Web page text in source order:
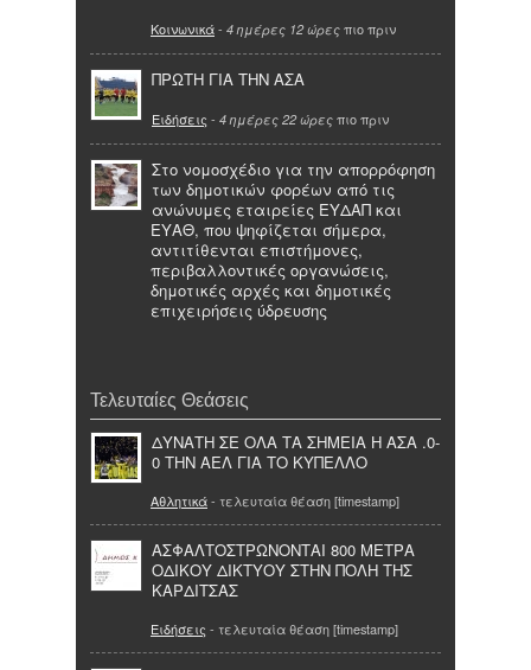
Κοινωνικά- 4 ημέρες 12 ώρες πιο πριν
ΠΡΩΤΗ ΓΙΑ ΤΗΝ ΑΣΑ
Ειδήσεις - 4 ημέρες 22 ώρες πιο πριν
Στο νομοσχέδιο για την απορρόφηση
των δημοτικών φορέων από τις
ανώνυμες εταιρείες ΕΥΔΑΠ και
ΕΥΑΘ, που ψηφίζεται σήμερα,
αντιτίθενται επιστήμονες,
περιβαλλοντικές οργανώσεις,
δημοτικές αρχές και δημοτικές
επιχειρήσεις ύδρευσης
Τελευταίες Θεάσεις
ΔΥΝΑΤΗ ΣΕ ΟΛΑ ΤΑ ΣΗΜΕΙΑ Η ΑΣΑ .0-
0 ΤΗΝ ΑΕΛ ΓΙΑ ΤΟ ΚΥΠΕΛΛΟ
Αθλητικά- τελευταία θέαση [timestamp]
ΑΣΦΑΛΤΟΣΤΡΩΝΟΝΤΑΙ 800 ΜΕΤΡΑ
ΟΔΙΚΟΥ ΔΙΚΤΥΟΥ ΣΤΗΝ ΠΟΛΗ ΤΗΣ
ΚΑΡΔΙΤΣΑΣ
Ειδήσεις - τελευταία θέαση [timestamp]